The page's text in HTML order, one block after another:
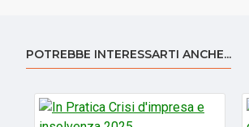
POTREBBE INTERESSARTI ANCHE...